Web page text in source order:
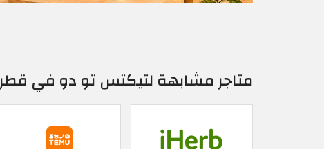
متاجر مشابهة لتيكتس تو دو في